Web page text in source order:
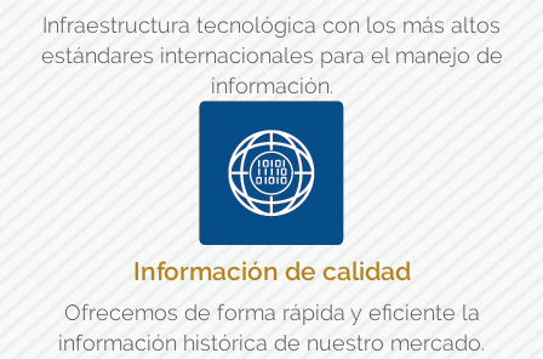
Infraestructura tecnológica con los más altos
estándares internacionales para el manejo de
información.
Información de calidad
Ofrecemos de forma rápida y eficiente la
información histórica de nuestro mercado.